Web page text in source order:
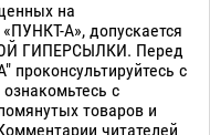
на
А», допускается
ГИПЕРСЫЛКИ. Перед
проконсультируйтесь с
с
товаров и
читателей